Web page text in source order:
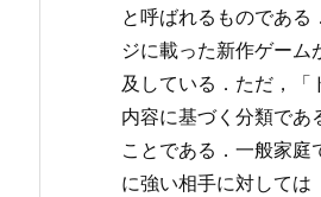
と呼ばれるものであ
ジに載った新作ゲー
及している．ただ，「
内容に基づく分類であ
ことである．一般家庭
に強い相手に対しては